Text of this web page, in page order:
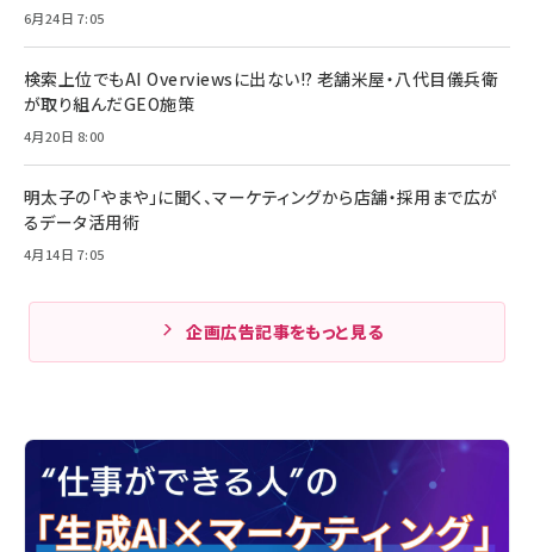
6月24日 7:05
検索上位でもAI Overviewsに出ない!? 老舗米屋・八代目儀兵衛
が取り組んだGEO施策
4月20日 8:00
明太子の「やまや」に聞く、マーケティングから店舗・採用まで広が
るデータ活用術
4月14日 7:05
企画広告記事をもっと見る